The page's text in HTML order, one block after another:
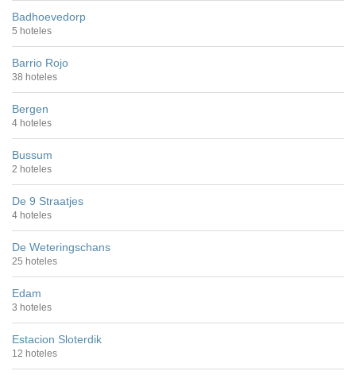
Badhoevedorp
5 hoteles
Barrio Rojo
38 hoteles
Bergen
4 hoteles
Bussum
2 hoteles
De 9 Straatjes
4 hoteles
De Weteringschans
25 hoteles
Edam
3 hoteles
Estacion Sloterdik
12 hoteles